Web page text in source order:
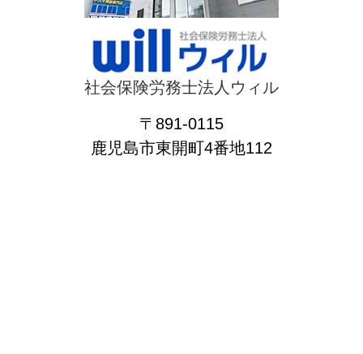
社会保険労務士法人ウィル
〒891-0115
鹿児島市東開町4番地112